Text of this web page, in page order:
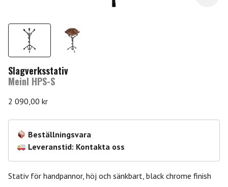
Slagverksstativ
Meinl HPS-S
2 090,00 kr
Beställningsvara
Leveranstid: Kontakta oss
Stativ för handpannor, höj och sänkbart, black chrome finish